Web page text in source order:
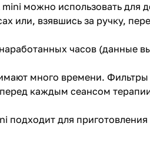
можно использовать
или, взявшись за ручку,
часов (данные
много времени.
каждым сеансом
подходит для